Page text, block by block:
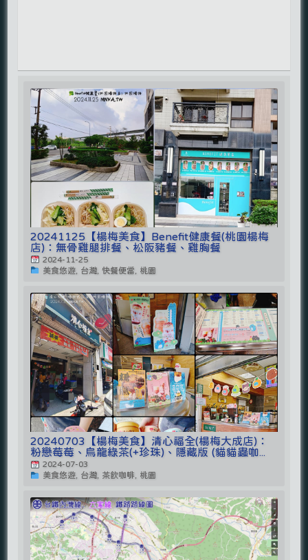
20241125【楊梅美食】Benefit健康餐(桃園楊梅
店)：無骨雞腿排餐、松阪豬餐、雞胸餐
2024-11-25
美食悠遊, 台灣, 快餐便當, 桃園
20240703【楊梅美食】清心福全(楊梅大成店)：
粉戀莓莓、烏龍綠茶(+珍珠)、隱藏版 (貓貓蟲咖...
2024-07-03
美食悠遊, 台灣, 茶飲咖啡, 桃園